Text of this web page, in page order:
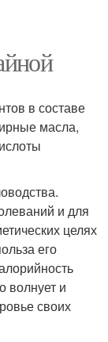
в составе
масла,
и для
целях
его
волнует и
своих